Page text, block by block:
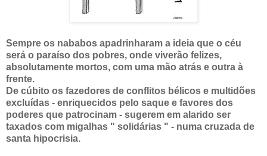
Sempre os nababos apadrinharam a ideia que o céu
será o paraíso dos pobres, onde viverão felizes,
absolutamente mortos, com uma mão atrás e outra à
frente.
De cúbito os fazedores de conflitos bélicos e multidões
excluídas - enriquecidos pelo saque e favores dos
poderes que patrocinam - sugerem em alarido ser
taxados com migalhas " solidárias " - numa cruzada de
santa hipocrisia.